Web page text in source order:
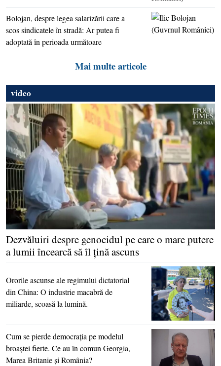
video
Dezvăluiri despre genocidul pe care o mare putere
a lumii încearcă să îl ţină ascuns
Ororile ascunse ale regimului dictatorial
din China: O industrie macabră de
miliarde, scoasă la lumină.
Cum se pierde democraţia pe modelul
broaştei fierte. Ce au în comun Georgia,
Marea Britanie şi România?
Bolojan, despre legea salarizării care a
scos sindicatele în stradă: Ar putea fi
adoptată în perioada următoare
Mai multe articole